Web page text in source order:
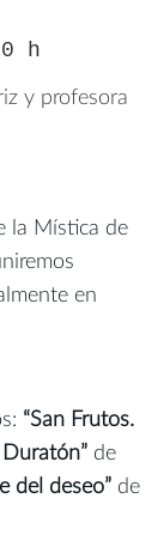
h
y profesora
la Mística de
en
“San Frutos.
de
del deseo” de